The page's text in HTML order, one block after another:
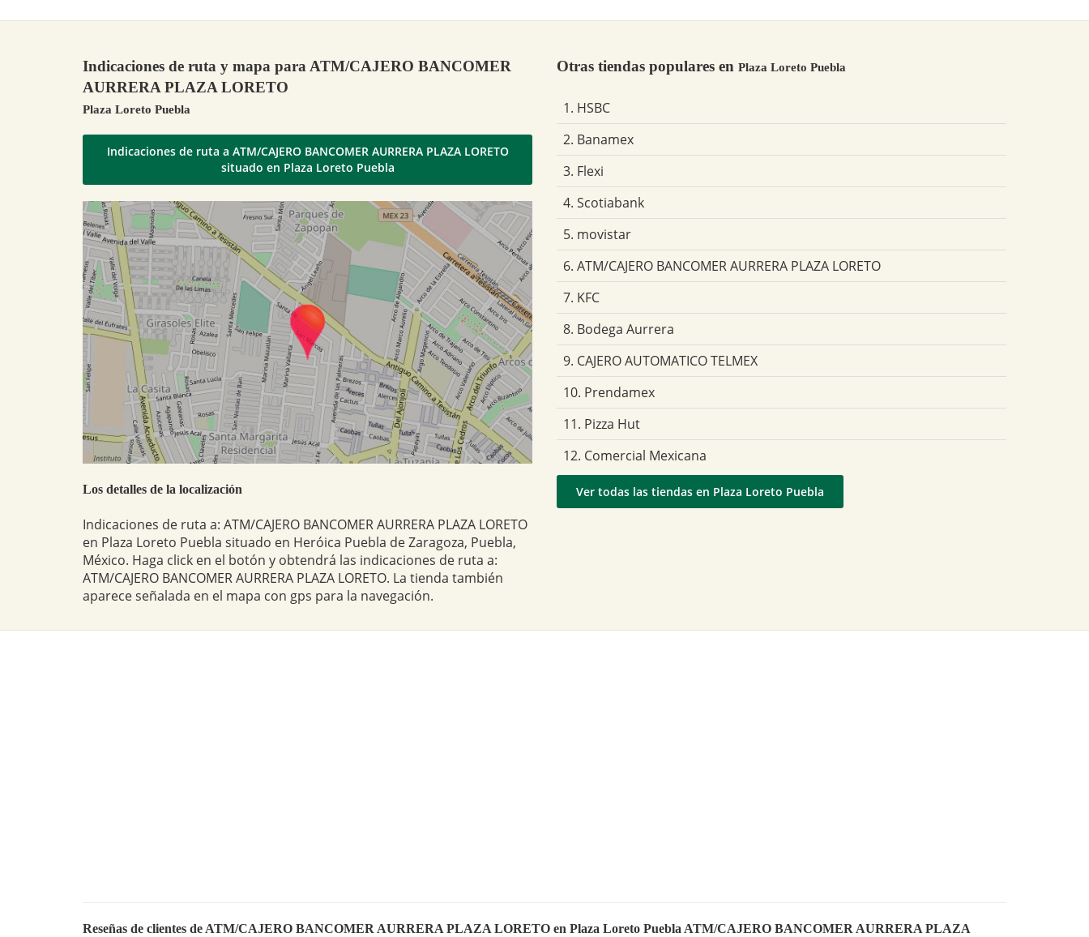
Indicaciones de ruta y mapa para ATM/CAJERO BANCOMER
AURRERA PLAZA LORETO
Plaza Loreto Puebla
Indicaciones de ruta a ATM/CAJERO BANCOMER AURRERA PLAZA LORETO
situado en Plaza Loreto Puebla
Los detalles de la localización
Indicaciones de ruta a: ATM/CAJERO BANCOMER AURRERA PLAZA LORETO
en Plaza Loreto Puebla situado en Heróica Puebla de Zaragoza, Puebla,
México. Haga click en el botón y obtendrá las indicaciones de ruta a:
ATM/CAJERO BANCOMER AURRERA PLAZA LORETO. La tienda también
aparece señalada en el mapa con gps para la navegación.
Otras tiendas populares en Plaza Loreto Puebla
1. HSBC
2. Banamex
3. Flexi
4. Scotiabank
5. movistar
6. ATM/CAJERO BANCOMER AURRERA PLAZA LORETO
7. KFC
8. Bodega Aurrera
9. CAJERO AUTOMATICO TELMEX
10. Prendamex
11. Pizza Hut
12. Comercial Mexicana
Ver todas las tiendas en Plaza Loreto Puebla
Reseñas de clientes de ATM/CAJERO BANCOMER AURRERA PLAZA LORETO en Plaza Loreto Puebla ATM/CAJERO BANCOMER AURRERA PLAZA